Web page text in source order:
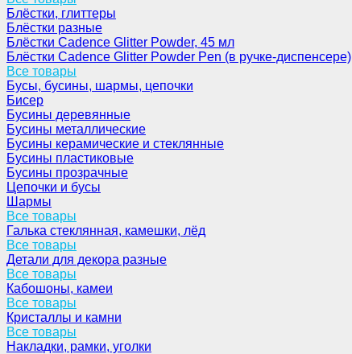
Блёстки, глиттеры
Блёстки разные
Блёстки Cadence Glitter Powder, 45 мл
Блёстки Cadence Glitter Powder Pen (в ручке-диспенсере)
Все товары
Бусы, бусины, шармы, цепочки
Бисер
Бусины деревянные
Бусины металлические
Бусины керамические и стеклянные
Бусины пластиковые
Бусины прозрачные
Цепочки и бусы
Шармы
Все товары
Галька стеклянная, камешки, лёд
Все товары
Детали для декора разные
Все товары
Кабошоны, камеи
Все товары
Кристаллы и камни
Все товары
Накладки, рамки, уголки